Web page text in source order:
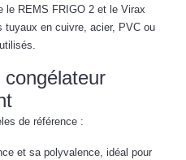
le REMS FRIGO 2 et le Virax
en cuivre, acier, PVC ou
de référence :
et sa polyvalence, idéal pour